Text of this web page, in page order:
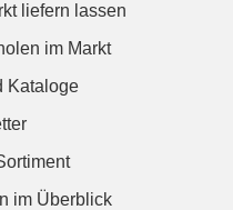
liefern lassen
im Markt
Kataloge
im Überblick